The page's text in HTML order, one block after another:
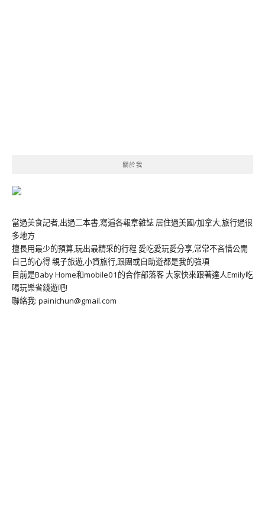
關於我
當過美食記者,出過二本書,寫遍各報章雜誌 居住過美國/加拿大,旅行過很
多地方
擅長用最少的預算,玩出最精采的行程 愛吃愛玩愛分享,常常不吝惜公開
自己的心得 親子旅遊,小資旅行,跟團或自助遊都是我的強項
目前是Baby Home和mobile01的合作部落客 大家快來跟著達人Emily吃
喝玩樂省錢遊吧!
聯絡我: painichun@gmail.com